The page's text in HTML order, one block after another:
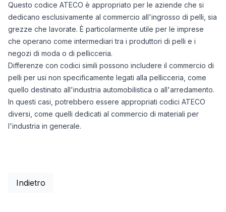
Questo codice ATECO è appropriato per le aziende che si
dedicano esclusivamente al commercio all'ingrosso di pelli, sia
grezze che lavorate. È particolarmente utile per le imprese
che operano come intermediari tra i produttori di pelli e i
negozi di moda o di pellicceria.
Differenze con codici simili possono includere il commercio di
pelli per usi non specificamente legati alla pellicceria, come
quello destinato all'industria automobilistica o all'arredamento.
In questi casi, potrebbero essere appropriati codici ATECO
diversi, come quelli dedicati al commercio di materiali per
l'industria in generale.
Indietro